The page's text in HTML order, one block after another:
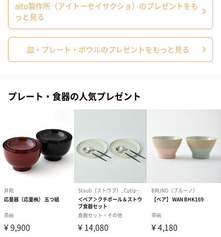
ぬいぐるみ
愛らしいぬいぐるみを同梱してお届けします。
誕生日・記念日・出産祝いなどのシーンにおすすめです。
フラワーテディベア
（2,390円）
テディベア（バニラ）
テディベア（
紅茶・コーヒー・スイーツ
紅茶・コーヒー・スイーツを同梱してお届けいたします。ギフト
aito製作所（アイトーセイサクショ）のプレゼントをも
っと見る
皿・プレート・ボウルのプレゼントをもっと見る
プレート・食器の人気プレゼント